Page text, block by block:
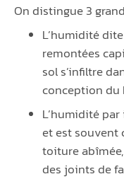
On distingue 3
L’humidité
remontées
sol s’infiltre
conception du
L’humidité
et est souvent
toiture
des joints de